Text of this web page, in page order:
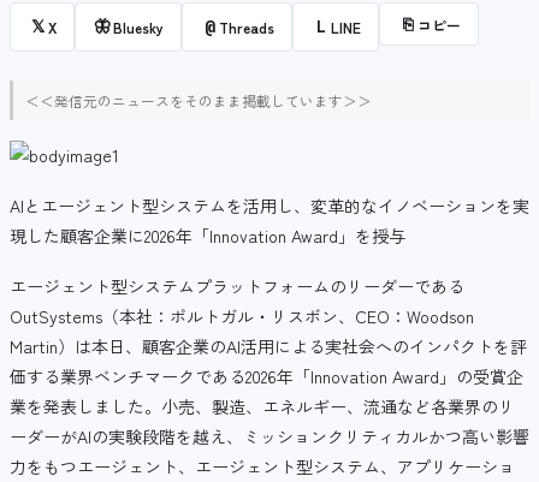
𝕏X 🦋Bluesky @ Threads L LINE ⎘ コピー
＜＜発信元のニュースをそのまま掲載しています＞＞
AIとエージェント型システムを活用し、変革的なイノベーションを実
現した顧客企業に2026年「Innovation Award」を授与
エージェント型システムプラットフォームのリーダーである
OutSystems（本社：ポルトガル・リスボン、CEO：Woodson
Martin）は本日、顧客企業のAI活用による実社会へのインパクトを評
価する業界ベンチマークである2026年「Innovation Award」の受賞企
業を発表しました。小売、製造、エネルギー、流通など各業界のリ
ーダーがAIの実験段階を越え、ミッションクリティカルかつ高い影響
力をもつエージェント、エージェント型システム、アプリケーショ